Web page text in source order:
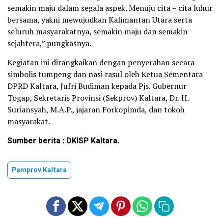
semakin maju dalam segala aspek. Menuju cita – cita luhur
bersama, yakni mewujudkan Kalimantan Utara serta
seluruh masyarakatnya, semakin maju dan semakin
sejahtera,” pungkasnya.
Kegiatan ini dirangkaikan dengan penyerahan secara
simbolis tumpeng dan nasi rasul oleh Ketua Sementara
DPRD Kaltara, Jufri Budiman kepada Pjs. Gubernur
Togap, Sekretaris Provinsi (Sekprov) Kaltara, Dr. H.
Suriansyah, M.A.P., jajaran Forkopimda, dan tokoh
masyarakat.
Sumber berita : DKISP Kaltara.
Pemprov Kaltara